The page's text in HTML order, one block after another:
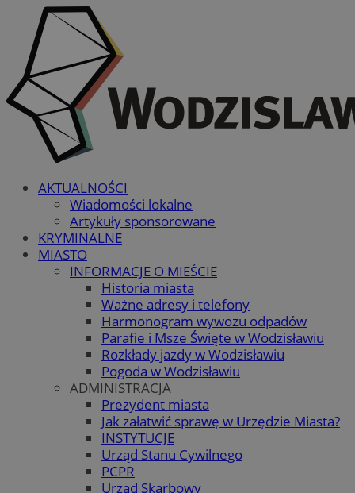
AKTUALNOŚCI
Wiadomości lokalne
Artykuły sponsorowane
KRYMINALNE
MIASTO
INFORMACJE O MIEŚCIE
Historia miasta
Ważne adresy i telefony
Harmonogram wywozu odpadów
Parafie i Msze Święte w Wodzisławiu
Rozkłady jazdy w Wodzisławiu
Pogoda w Wodzisławiu
ADMINISTRACJA
Prezydent miasta
Jak załatwić sprawę w Urzędzie Miasta?
INSTYTUCJE
Urząd Stanu Cywilnego
PCPR
Urząd Skarbowy